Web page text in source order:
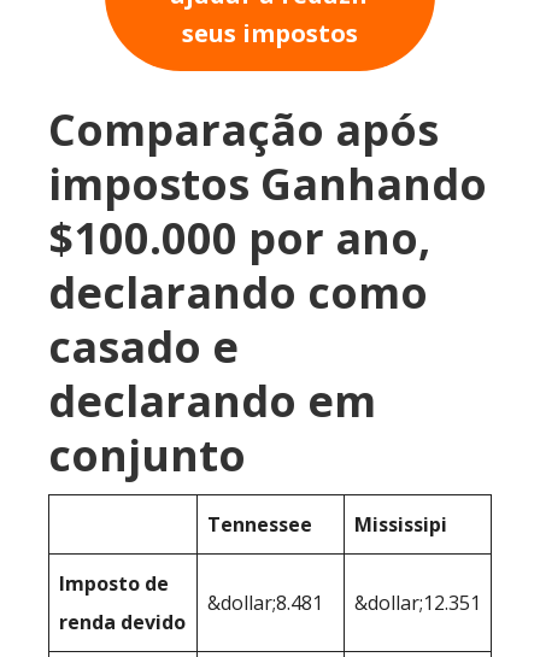
seus impostos
Comparação após
impostos Ganhando
$100.000 por ano,
declarando como
casado e
declarando em
conjunto
Tennessee Mississipi
Imposto de
renda devido
&dollar;8.481 &dollar;12.351